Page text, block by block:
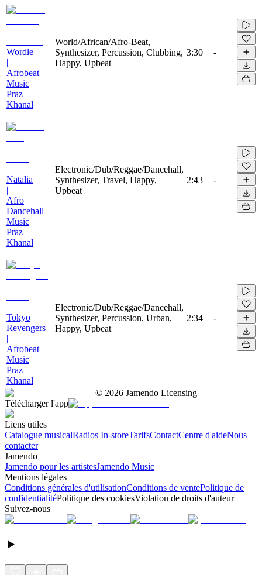
Wordle
|
Afrobeat
Music
Praz
Khanal
World/African/Afro-Beat,
Synthesizer, Percussion, Clubbing,
Happy, Upbeat
3:30 -
Natalia
|
Afro
Dancehall
Music
Praz
Khanal
Electronic/Dub/Reggae/Dancehall,
Synthesizer, Travel, Happy,
Upbeat
2:43 -
Tokyo
Revengers
|
Afrobeat
Music
Praz
Khanal
Electronic/Dub/Reggae/Dancehall,
Synthesizer, Percussion, Urban,
Happy, Upbeat
2:34 -
© 2026 Jamendo Licensing
Télécharger l'app
Liens utiles
Catalogue musicalRadios In-storeTarifsContactCentre d'aideNous
contacter
Jamendo
Jamendo pour les artistesJamendo Music
Mentions légales
Conditions générales d'utilisationConditions de ventePolitique de
confidentialitéPolitique des cookiesViolation de droits d'auteur
Suivez-nous